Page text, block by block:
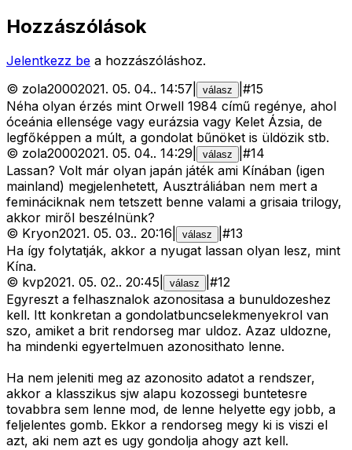
Hozzászólások
Jelentkezz be a hozzászóláshoz.
© zola20002021. 05. 04.. 14:57 válasz #15
Néha olyan érzés mint Orwell 1984 című regénye, ahol
óceánia ellensége vagy eurázsia vagy Kelet Ázsia, de
legfőképpen a múlt, a gondolat bűnöket is üldözik stb.
© zola20002021. 05. 04.. 14:29 válasz #14
Lassan? Volt már olyan japán játék ami Kínában (igen
mainland) megjelenhetett, Ausztráliában nem mert a
femináciknak nem tetszett benne valami a grisaia trilogy,
akkor miről beszélnünk?
© Kryon2021. 05. 03.. 20:16 válasz #13
Ha így folytatják, akkor a nyugat lassan olyan lesz, mint
Kína.
© kvp2021. 05. 02.. 20:45 válasz #12
Egyreszt a felhasznalok azonositasa a bunuldozeshez
kell. Itt konkretan a gondolatbuncselekmenyekrol van
szo, amiket a brit rendorseg mar uldoz. Azaz uldozne,
ha mindenki egyertelmuen azonosithato lenne.
Ha nem jeleniti meg az azonosito adatot a rendszer,
akkor a klasszikus sjw alapu kozossegi buntetesre
tovabbra sem lenne mod, de lenne helyette egy jobb, a
feljelentes gomb. Ekkor a rendorseg megy ki is viszi el
azt, aki nem azt es ugy gondolja ahogy azt kell.